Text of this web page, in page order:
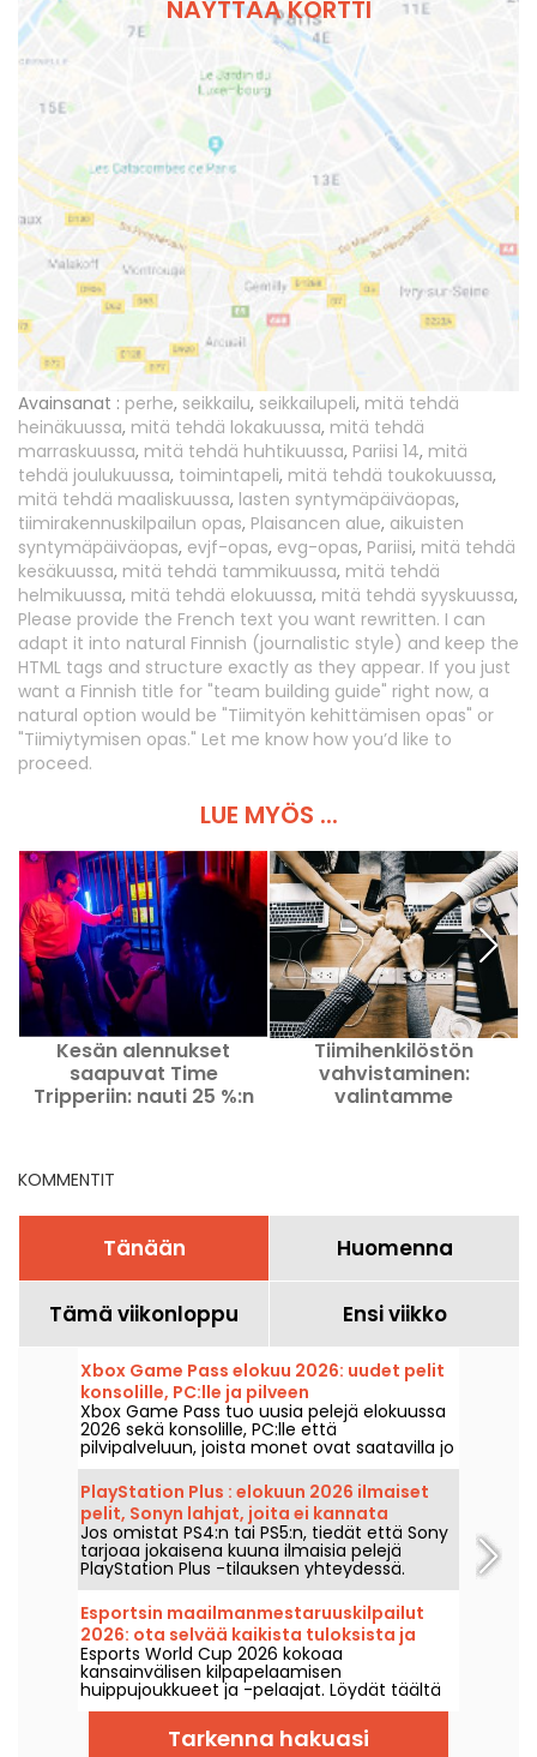
NÄYTTÄÄ KORTTI
Avainsanat : perhe, seikkailu, seikkailupeli, mitä tehdä
heinäkuussa, mitä tehdä lokakuussa, mitä tehdä
marraskuussa, mitä tehdä huhtikuussa, Pariisi 14, mitä
tehdä joulukuussa, toimintapeli, mitä tehdä toukokuussa,
mitä tehdä maaliskuussa, lasten syntymäpäiväopas,
tiimirakennuskilpailun opas, Plaisancen alue, aikuisten
syntymäpäiväopas, evjf-opas, evg-opas, Pariisi, mitä tehdä
kesäkuussa, mitä tehdä tammikuussa, mitä tehdä
helmikuussa, mitä tehdä elokuussa, mitä tehdä syyskuussa,
Please provide the French text you want rewritten. I can
adapt it into natural Finnish (journalistic style) and keep the
HTML tags and structure exactly as they appear. If you just
want a Finnish title for "team building guide" right now, a
natural option would be "Tiimityön kehittämisen opas" or
"Tiimiytymisen opas." Let me know how you’d like to
proceed.
LUE MYÖS ...
Kesän alennukset
saapuvat Time
Tripperiin: nauti 25 %:n
Tiimihenkilöstön
vahvistaminen:
valintamme
KOMMENTIT
Tänään Huomenna
Tämä viikonloppu Ensi viikko
Xbox Game Pass elokuu 2026: uudet pelit
konsolille, PC:lle ja pilveen
Xbox Game Pass tuo uusia pelejä elokuussa
2026 sekä konsolille, PC:lle että
pilvipalveluun, joista monet ovat saatavilla jo
lanseerauksellaan. Tässä ovat Microsoftin
tilaajille julkaisemien pääuutuuksien
olennaisimmat kohokohdat.
PlayStation Plus : elokuun 2026 ilmaiset
pelit, Sonyn lahjat, joita ei kannata
missata
Jos omistat PS4:n tai PS5:n, tiedät että Sony
tarjoaa jokaisena kuuna ilmaisia pelejä
PlayStation Plus -tilauksen yhteydessä.
Joten mitkä ovat elokuun 2026 ilmaiset
pelit? Tutustu tämän kuukauden
valikoimaan.
Esportsin maailmanmestaruuskilpailut
2026: ota selvää kaikista tuloksista ja
jokaisen finaalin mestareista
Esports World Cup 2026 kokoaa
kansainvälisen kilpapelaamisen
huippujoukkueet ja -pelaajat. Löydät täältä
loppuotteluiden tulokset, pelitulokset,
jokaisen turnauksen voittajat sekä
seuraavien otteluiden aikataulun.
Tarkenna hakuasi